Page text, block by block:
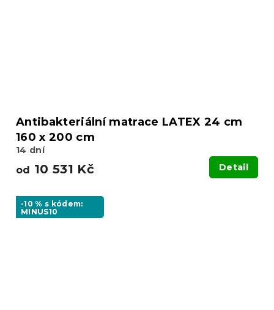
Antibakteriální matrace LATEX 24 cm
160 x 200 cm
14 dní
od 10 531 Kč Detail
-10 % s kódem:
MINUS10